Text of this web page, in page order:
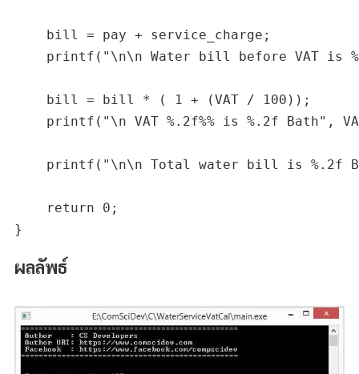
    bill = pay + service_charge;
printf("\n\n Water bill before VAT is
    bill = bill * ( 1 + (VAT / 100));
printf("\n VAT %.2f%% is %.2f Bath",
printf("\n\n Total water bill is %.2f
    return 0;
ผลลัพธ์